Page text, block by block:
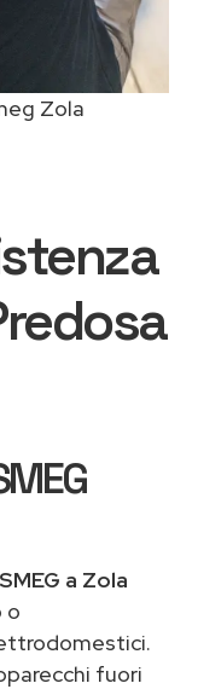
Zola
a Zola
o
fuori